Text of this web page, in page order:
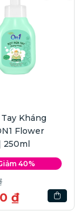
Kháng
Flower
250ml
40%
₫